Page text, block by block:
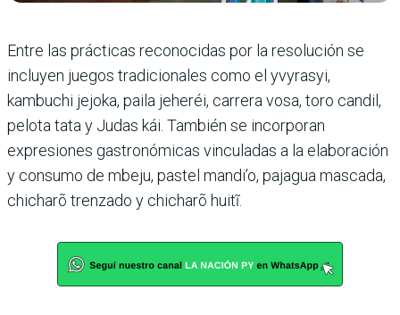
Entre las prácticas reconocidas por la resolución se
incluyen juegos tradicionales como el yvyrasyi,
kambuchi jejoka, paila jeheréi, carrera vosa, toro candil,
pelota tata y Judas kái. También se incorporan
expresiones gastronómicas vinculadas a la elaboración
y consumo de mbeju, pastel mandi’o, pajagua mascada,
chicharõ trenzado y chicharõ huitĩ.